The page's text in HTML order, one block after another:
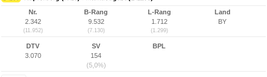
Nr.
2.342
(11.952)
B-Rang
9.532
(7.130)
L-Rang
1.712
(1.299)
Land
BY
DTV
3.070
SV
154
(5,0%)
BPL